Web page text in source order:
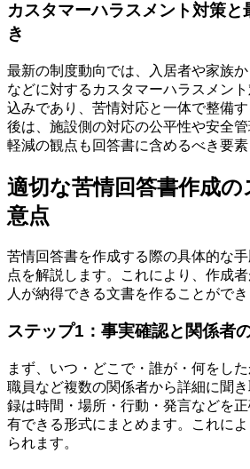
カスタマーハラスメント対策と
き
最新の制度動向では、入居者や家族
などに対するカスタマーハラスメン
込みであり、苦情対応と一体で整備
後は、施設側の対応の公平性や安全
軽減の観点も回答書に含めるべき要素
適切な苦情回答書作成
意点
苦情回答書を作成する際の具体的な
点を解説します。これにより、作成
人が納得できる文書を作ることができ
ステップ1：事実確認と関係者
まず、いつ・どこで・誰が・何をし
職員など複数の関係者から詳細に聞
録は時間・場所・行動・発言などを
有できる形式にまとめます。これに
られます。